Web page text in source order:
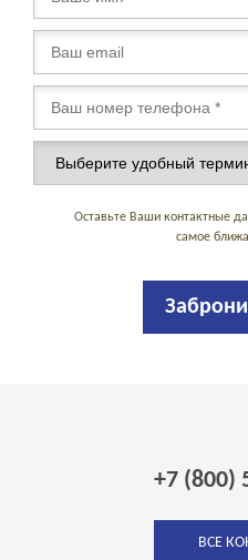
Оставьте Ваши контактные
самое
+7 (800)
ВСЕ